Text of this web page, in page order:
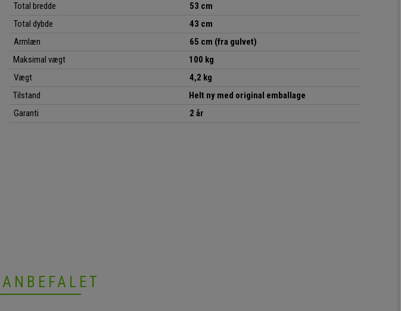
Total bredde
53 cm
Total dybde
43 cm
Armlæn
65 cm (fra gulvet)
Maksimal vægt
100 kg
Vægt
4,2 kg
Tilstand
Helt ny med original emballage
Garanti
2 år
ANBEFALET